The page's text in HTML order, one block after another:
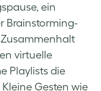
ein
Brainstorming-
virtuelle
Playlists die
Gesten wie